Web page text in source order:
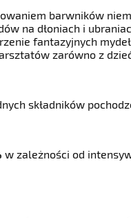
barwników
na dłoniach i
fantazyjnych
zarówno z
składników
w zależności od